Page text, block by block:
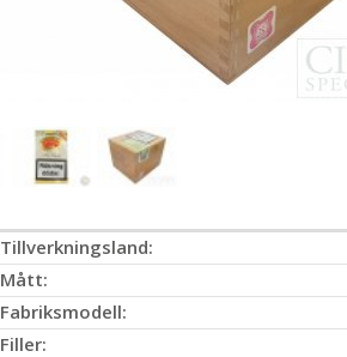
Tillverkningsland:
Mått:
Fabriksmodell:
Filler: